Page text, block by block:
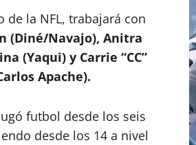
de la NFL, trabajará con
(Diné/Navajo), Anitra
(Yaqui) y Carrie “CC”
Apache).
futbol desde los seis
desde los 14 a nivel